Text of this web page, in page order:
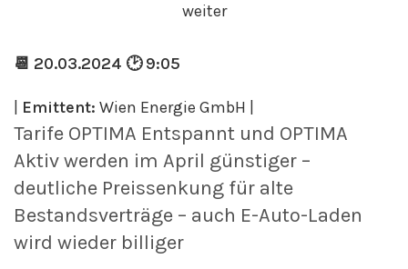
📆 20.03.2024 🕑 9:05
Emittent: Wien Energie GmbH |
Tarife OPTIMA Entspannt und OPTIMA
Aktiv werden im April günstiger –
deutliche Preissenkung für alte
Bestandsverträge – auch E-Auto-Laden
wird wieder billiger